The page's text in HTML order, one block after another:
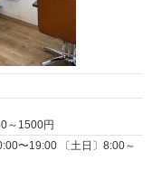
～ 1500円
〜19:00 〔土日〕8:00～